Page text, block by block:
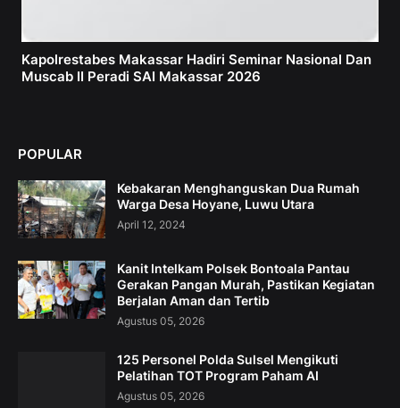
Kapolrestabes Makassar Hadiri Seminar Nasional Dan
Muscab II Peradi SAI Makassar 2026
POPULAR
Kebakaran Menghanguskan Dua Rumah
Warga Desa Hoyane, Luwu Utara
April 12, 2024
Kanit Intelkam Polsek Bontoala Pantau
Gerakan Pangan Murah, Pastikan Kegiatan
Berjalan Aman dan Tertib
Agustus 05, 2026
125 Personel Polda Sulsel Mengikuti
Pelatihan TOT Program Paham AI
Agustus 05, 2026